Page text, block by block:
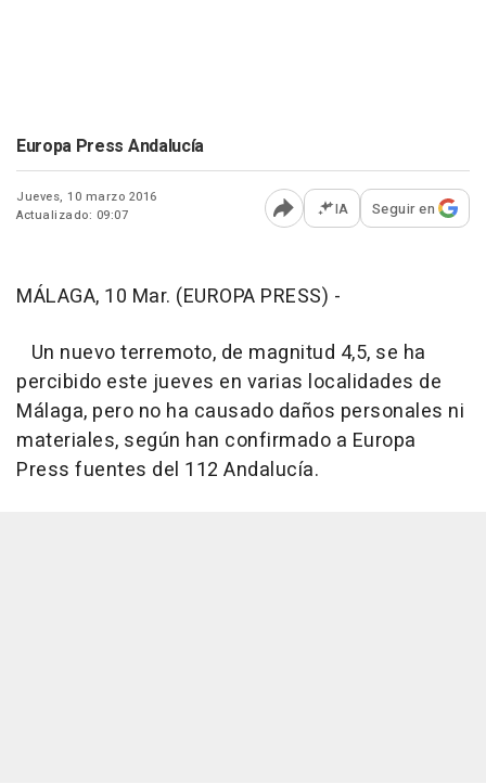
Europa Press Andalucía
Jueves, 10 marzo 2016
Actualizado: 09:07
Abrir opciones para
IA Seguir en
MÁLAGA, 10 Mar. (EUROPA PRESS) -
Un nuevo terremoto, de magnitud 4,5, se ha
percibido este jueves en varias localidades de
Málaga, pero no ha causado daños personales ni
materiales, según han confirmado a Europa
Press fuentes del 112 Andalucía.